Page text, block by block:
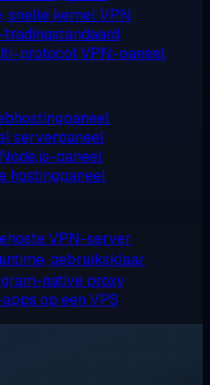
snelle kernel VPN
tradingstandaard
protocol VPN-paneel
serverpaneel
paneel
hostingpaneel
VPN-server
gebruiksklaar
native proxy
op een VPS